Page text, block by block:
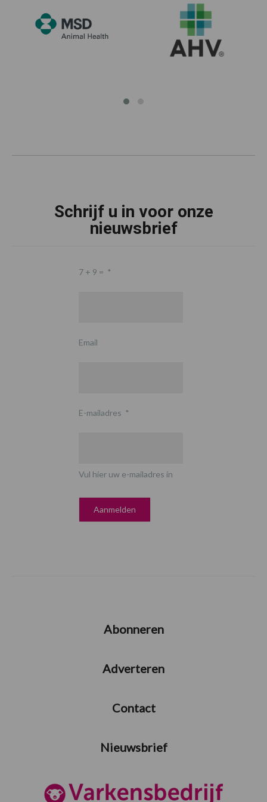
Schrijf u in voor onze
nieuwsbrief
7 + 9 = *
Email
E-mailadres *
Vul hier uw e-mailadres in
Abonneren
Adverteren
Contact
Nieuwsbrief